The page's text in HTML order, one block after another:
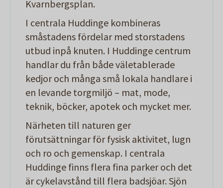
Kvarnbergsplan.
I centrala Huddinge kombineras
småstadens fördelar med storstadens
utbud inpå knuten. I Huddinge centrum
handlar du från både väletablerade
kedjor och många små lokala handlare i
en levande torgmiljö – mat, mode,
teknik, böcker, apotek och mycket mer.
Närheten till naturen ger
förutsättningar för fysisk aktivitet, lugn
och ro och gemenskap. I centrala
Huddinge finns flera fina parker och det
är cykelavstånd till flera badsjöar. Sjön